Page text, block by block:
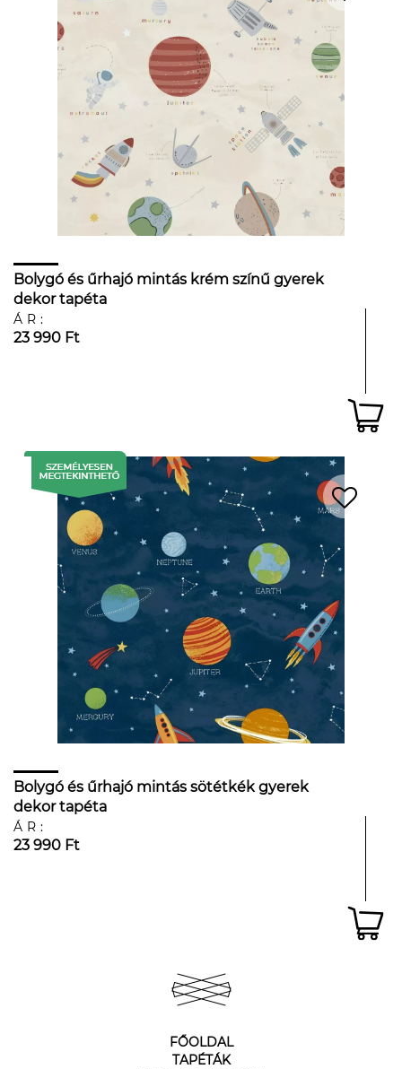
Bolygó és űrhajó mintás krém színű gyerek
dekor tapéta
ÁR:
23 990 Ft
Bolygó és űrhajó mintás sötétkék gyerek
dekor tapéta
ÁR:
23 990 Ft
FŐOLDAL
TAPÉTÁK